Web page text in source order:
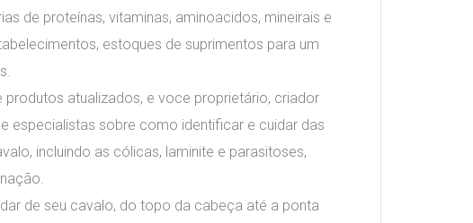
de proteínas, vitaminas, aminoacidos, mineirais e
estoques de suprimentos para um
atualizados, e voce proprietário, criador
especialistas sobre como identificar e cuidar das
incluindo as cólicas, laminite e parasitoses,
de seu cavalo, do topo da cabeça até a ponta